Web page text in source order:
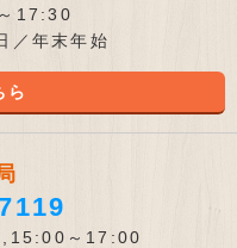
17:30
／年末年始
ら
～17:00